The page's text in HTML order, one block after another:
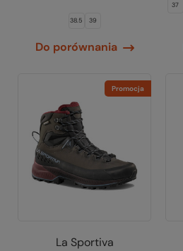
38.5 39
Do porównania
37
Promocja
La Sportiva